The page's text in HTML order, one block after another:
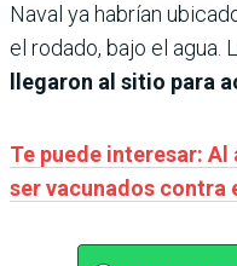
Naval ya habrían
el rodado, bajo el agua.
llegaron al sitio para
Te puede interesar: Al
ser vacunados contra